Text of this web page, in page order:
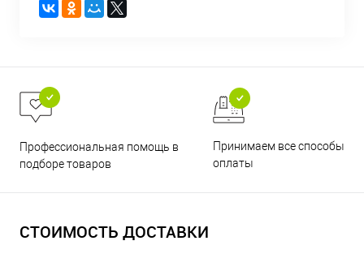
Профессиональная помощь в
подборе товаров
Принимаем все способы
оплаты
СТОИМОСТЬ ДОСТАВКИ